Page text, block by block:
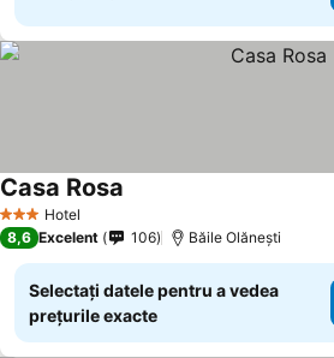
3 SteleHotel
Casa Rosa
8,6 Excelent 106 Băile Olăneşti
Selectați datele pentru a vedea
prețurile exacte